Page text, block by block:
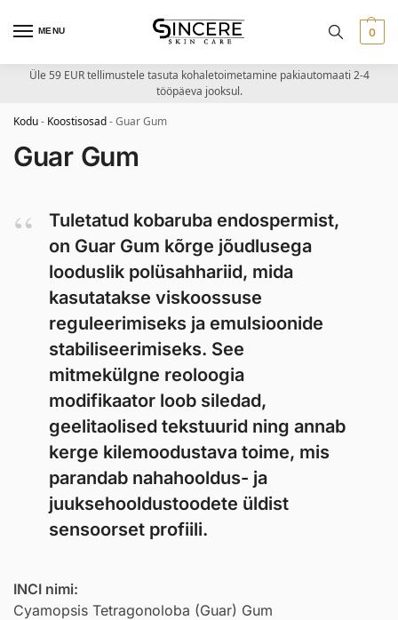
MENU 0
Üle 59 EUR tellimustele tasuta kohaletoimetamine pakiautomaati 2-4
tööpäeva jooksul.
Kodu- Koostisosad-Guar Gum
Guar Gum
Tuletatud kobaruba endospermist,
on Guar Gum kõrge jõudlusega
looduslik polüsahhariid, mida
kasutatakse viskoossuse
reguleerimiseks ja emulsioonide
stabiliseerimiseks. See
mitmekülgne reoloogia
modifikaator loob siledad,
geelitaolised tekstuurid ning annab
kerge kilemoodustava toime, mis
parandab nahahooldus- ja
juuksehooldustoodete üldist
sensoorset profiili.
INCI nimi:
Cyamopsis Tetragonoloba (Guar) Gum